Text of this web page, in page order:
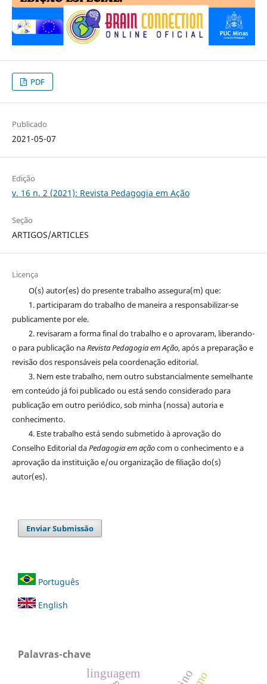
PDF
Publicado
2021-05-07
Edição
v. 16 n. 2 (2021): Revista Pedagogia em Ação
Seção
ARTIGOS/ARTICLES
Licença
O(s) autor(es) do presente trabalho assegura(m) que:
1. participaram do trabalho de maneira a responsabilizar-se
publicamente por ele.
2. revisaram a forma final do trabalho e o aprovaram, liberando-
o para publicação naRevista Pedagogia em Ação, após a preparação e
revisão dos responsáveis pela coordenação editorial.
3. Nem este trabalho, nem outro substancialmente semelhante
em conteúdo já foi publicado ou está sendo considerado para
publicação em outro periódico, sob minha (nossa) autoria e
conhecimento.
4. Este trabalho está sendo submetido à aprovação do
Conselho Editorial daPedagogia em açãocom o conhecimento e a
aprovação da instituição e/ou organização de filiação do(s)
autor(es).
Enviar Submissão
Português
English
Palavras-chave
linguagem